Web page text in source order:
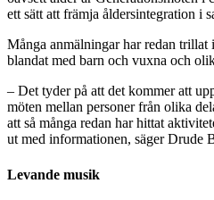
ett sätt att främja åldersintegration i
Många anmälningar har redan
blandat med barn och vuxna och
– Det tyder på att det kommer att
möten mellan personer från olika
att så många redan har hittat
ut med informationen, säger Drude
Levande musik